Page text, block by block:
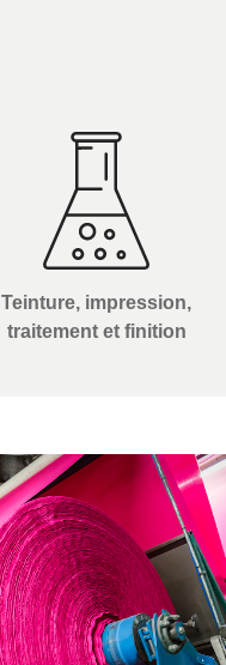
Teinture, impression,
traitement et finition